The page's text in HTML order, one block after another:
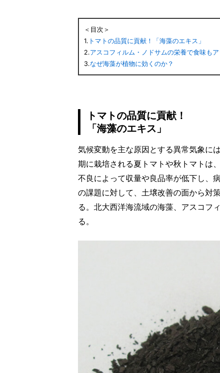
＜目次＞
1. トマトの品質に貢献！「海藻のエキス」
2.アスコフィルム・ノドサムの栄養で食味もア
3.なぜ海藻が植物に効くのか？
トマトの品質に貢献！
「海藻のエキス」
気候変動を主な原因とする異常気象に
期に栽培される夏トマトや秋トマトは
不良によって収量や良品率が低下し、
の課題に対して、土壌改善の面から対
る。北大西洋海流域の海藻、アスコフ
る。